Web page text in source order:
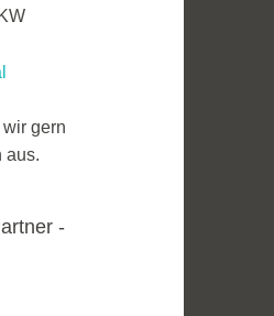
gern
aus.